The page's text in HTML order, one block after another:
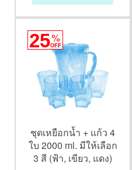
25%
OFF
ชุดเหยือกน้ำ + แก้ว 4
ใบ 2000 ml. มีให้เลือก
3 สี (ฟ้า, เขียว, แดง)